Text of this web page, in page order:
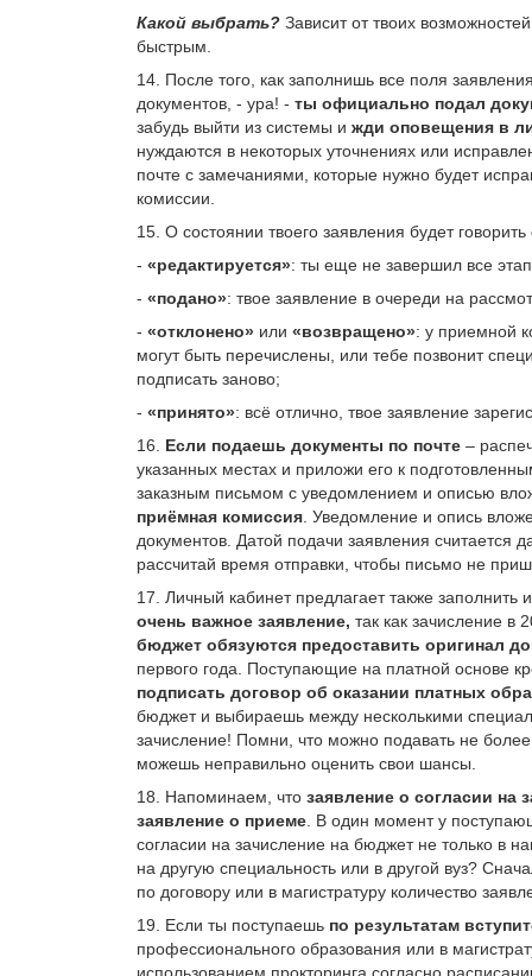
Какой выбрать? Зависит от твоих
быстрым.
14. После того, как заполнишь все поля
документов, - ура! - ты официально подал
забудь выйти из системы и жди оповещения в
нуждаются в некоторых уточнениях или
почте с замечаниями, которые нужно будет
комиссии.
15. О состоянии твоего заявления будет
- «редактируется»: ты еще не завершил все
- «подано»: твое заявление в очереди на
- «отклонено» или «возвращено»: у приемной
могут быть перечислены, или тебе позвонит
подписать заново;
- «принято»: всё отлично, твое заявление
16. Если подаешь документы по почте –
указанных местах и приложи его к
заказным письмом с уведомлением и описью
приёмная комиссия . Уведомление и опись
документов. Датой подачи заявления считается
рассчитай время отправки, чтобы письмо не
17. Личный кабинет предлагает также заполнить
очень важное заявление, так как зачисление
бюджет обязуются предоставить оригинал
первого года. Поступающие на платной основе
подписать договор об оказании платных
бюджет и выбираешь между несколькими
зачисление! Помни, что можно подавать не
можешь неправильно оценить свои шансы.
18. Напоминаем, что заявление о согласии на
заявление о приеме . В один момент у
согласии на зачисление на бюджет не только в
на другую специальность или в другой вуз?
по договору или в магистратуру количество
19. Если ты поступаешь по результатам
профессионального образования или в
использованием прокторинга согласно